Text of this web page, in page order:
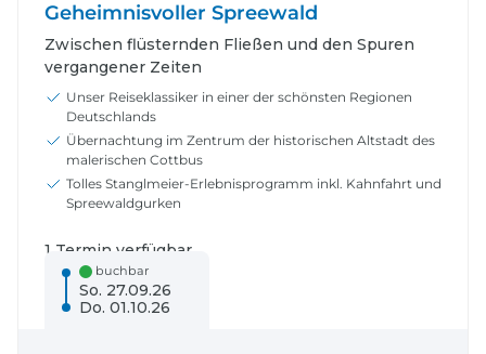
Geheimnisvoller Spreewald
Zwischen flüsternden Fließen und den Spuren
vergangener Zeiten
Unser Reiseklassiker in einer der schönsten Regionen
Deutschlands
Übernachtung im Zentrum der historischen Altstadt des
malerischen Cottbus
Tolles Stanglmeier-Erlebnisprogramm inkl. Kahnfahrt und
Spreewaldgurken
buchbar
So. 27.09.26
Do. 01.10.26
1 Termin verfügbar